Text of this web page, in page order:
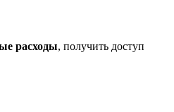
расходы, получить доступ